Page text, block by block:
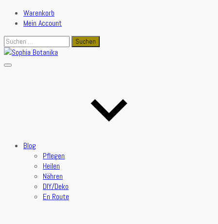
Warenkorb
Mein Account
Suchen
nach:
Blog
Pflegen
Heilen
Nähren
DIY/Deko
En Route